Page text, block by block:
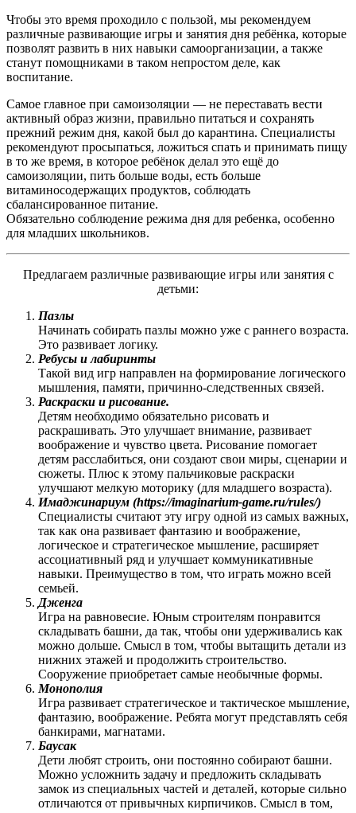
Чтобы это время проходило с пользой, мы рекомендуем
различные развивающие игры и занятия дня ребёнка, которые
позволят развить в них навыки самоорганизации, а также
станут помощниками в таком непростом деле, как
воспитание.
Самое главное при самоизоляции — не переставать вести
активный образ жизни, правильно питаться и сохранять
прежний режим дня, какой был до карантина. Специалисты
рекомендуют просыпаться, ложиться спать и принимать пищу
в то же время, в которое ребёнок делал это ещё до
самоизоляции, пить больше воды, есть больше
витаминосодержащих продуктов, соблюдать
сбалансированное питание.
Обязательно соблюдение режима дня для ребенка, особенно
для младших школьников.
Предлагаем различные развивающие игры или занятия с
детьми:
Пазлы
Начинать собирать пазлы можно уже с раннего возраста.
Это развивает логику.
Ребусы и лабиринты
Такой вид игр направлен на формирование логического
мышления, памяти, причинно-следственных связей.
Раскраски и рисование.
Детям необходимо обязательно рисовать и
раскрашивать. Это улучшает внимание, развивает
воображение и чувство цвета. Рисование помогает
детям расслабиться, они создают свои миры, сценарии и
сюжеты. Плюс к этому пальчиковые раскраски
улучшают мелкую моторику (для младшего возраста).
Имаджинариум (https://imaginarium-game.ru/rules/)
Специалисты считают эту игру одной из самых важных,
так как она развивает фантазию и воображение,
логическое и стратегическое мышление, расширяет
ассоциативный ряд и улучшает коммуникативные
навыки. Преимущество в том, что играть можно всей
семьей.
Дженга
Игра на равновесие. Юным строителям понравится
складывать башни, да так, чтобы они удерживались как
можно дольше. Смысл в том, чтобы вытащить детали из
нижних этажей и продолжить строительство.
Сооружение приобретает самые необычные формы.
Монополия
Игра развивает стратегическое и тактическое мышление,
фантазию, воображение. Ребята могут представлять себя
банкирами, магнатами.
Баусак
Дети любят строить, они постоянно собирают башни.
Можно усложнить задачу и предложить складывать
замок из специальных частей и деталей, которые сильно
отличаются от привычных кирпичиков. Смысл в том,